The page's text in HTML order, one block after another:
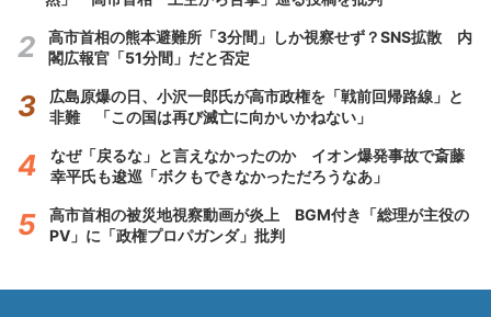
高市首相の熊本避難所「3分間」しか視察せず？SNS拡散 内
閣広報官「51分間」だと否定
広島原爆の日、小沢一郎氏が高市政権を「戦前回帰路線」と
非難 「この国は再び滅亡に向かいかねない」
なぜ「戻るな」と言えなかったのか イオン爆発事故で斎藤
幸平氏も逡巡「ボクもできなかっただろうなあ」
高市首相の被災地視察動画が炎上 BGM付き「総理が主役の
PV」に「政権プロパガンダ」批判